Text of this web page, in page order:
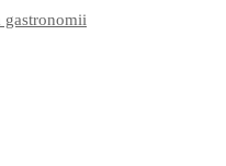
gastronomii